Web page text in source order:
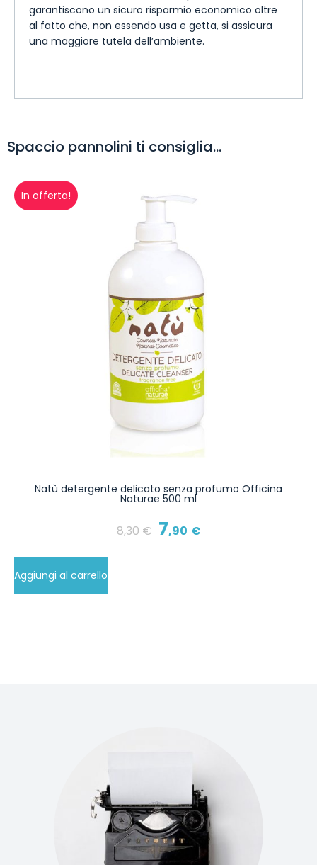
garantiscono un sicuro risparmio economico oltre
al fatto che, non essendo usa e getta, si assicura
una maggiore tutela dell’ambiente.
Spaccio pannolini ti consiglia...
In offerta!
Natù detergente delicato senza profumo Officina
Naturae 500 ml
8,30€ 7,90 €
Aggiungi al carrello